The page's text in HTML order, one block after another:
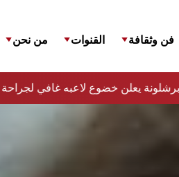
فن وثقافة القنوات من نحن
برشلونة يعلن خضوع لاعبه غافي